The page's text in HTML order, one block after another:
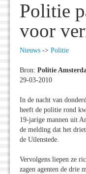
Politie
voor
Nieuws -> Politie
Bron: Politie
29-03-2010
In de nacht van
heeft de politie rond
19-jarige mannen uit
de melding dat het
de Uilenstede.
Vervolgens liepen ze
zagen agenten de drie